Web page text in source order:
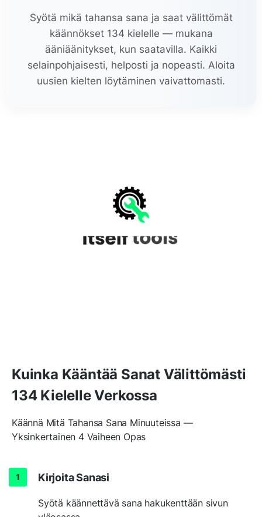
Syötä mikä tahansa sana ja saat välittömät
käännökset 134 kielelle — mukana
ääniäänitykset, kun saatavilla. Kaikki
selainpohjaisesti, helposti ja nopeasti. Aloita
uusien kielten löytäminen vaivattomasti.
Kuinka Kääntää Sanat Välittömästi
134 Kielelle Verkossa
Käännä Mitä Tahansa Sana Minuuteissa —
Yksinkertainen 4 Vaiheen Opas
Kirjoita Sanasi
Syötä käännettävä sana hakukenttään sivun